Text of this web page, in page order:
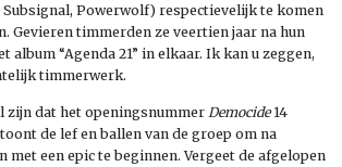
Subsignal, Powerwolf) respectievelijk te komen
Gevieren timmerden ze veertien jaar na hun
album “Agenda 21” in elkaar. Ik kan u zeggen,
timmerwerk.
zijn dat het openingsnummer Democide14
de lef en ballen van de groep om na
met een epic te beginnen. Vergeet de afgelopen